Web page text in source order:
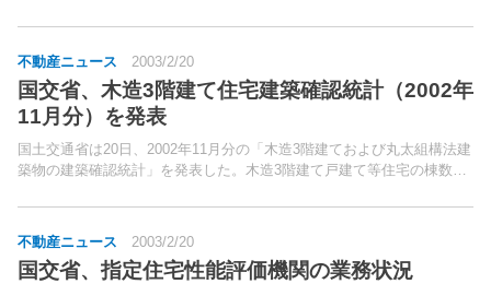
たなマンションブランド。
不動産ニュース 2003/2/20
国交省、木造3階建て住宅建築確認統計（2002年
11月分）を発表
国土交通省は20日、2002年11月分の「木造3階建ておよび丸太組構法建
築物の建築確認統計」を発表した。木造3階建て戸建て等住宅の棟数は
（同84.5％）。
不動産ニュース 2003/2/20
国交省、指定住宅性能評価機関の業務状況